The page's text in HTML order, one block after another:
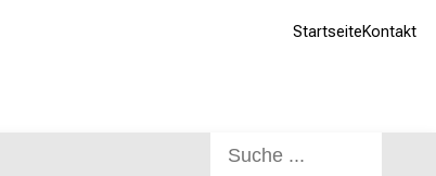
StartseiteKontakt